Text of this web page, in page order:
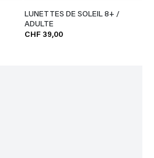
LUNETTES DE SOLEIL 8+ /
ADULTE
CHF 39,00